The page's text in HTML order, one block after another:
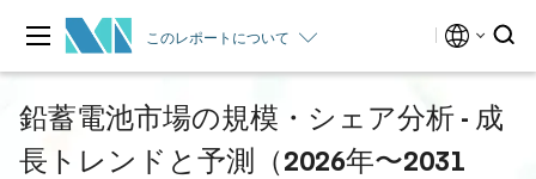
このレポートについて
鉛蓄電池市場の規模・シェア分析 - 成
長トレンドと予測（2026年〜2031